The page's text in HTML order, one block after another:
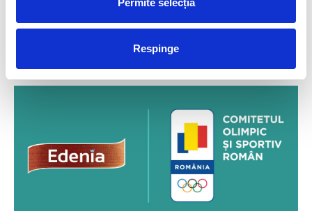
Permite selecția
Respinge
AVEA LOC FĂRĂ UN IDEAL
SUFICIENT DE PUTERNIC